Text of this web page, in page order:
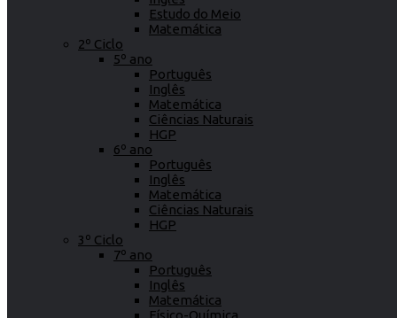
Estudo do Meio
Matemática
2º Ciclo
5º ano
Português
Inglês
Matemática
Ciências Naturais
HGP
6º ano
Português
Inglês
Matemática
Ciências Naturais
HGP
3º Ciclo
7º ano
Português
Inglês
Matemática